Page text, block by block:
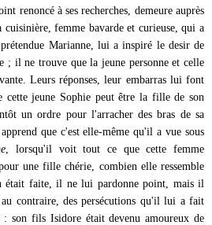
renoncé à ses recherches, demeure auprès
femme bavarde et curieuse, qui a
Marianne, lui a inspiré le desir de
il ne trouve que la jeune personne et celle
Leurs réponses, leur embarras lui font
cette jeune Sophie peut être la fille de son
un ordre pour l'arracher des bras de sa
que c'est elle-même qu'il a vue sous
, lorsqu'il voit tout ce que cette femme
une fille chérie, combien elle ressemble
était faite, il ne lui pardonne point, mais il
contraire, des persécutions qu'il lui a fait
son fils Isidore était devenu amoureux de